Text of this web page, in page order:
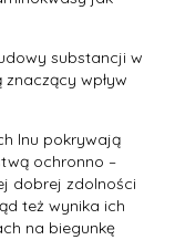
substancji w
wpływ
lnu pokrywają
ochronno –
dobrej zdolności
też wynika ich
na biegunkę